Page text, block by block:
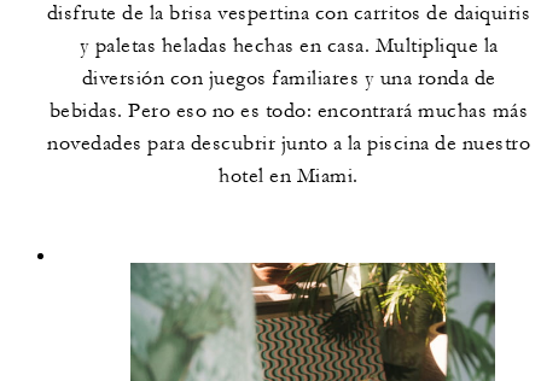
disfrute de la brisa vespertina con carritos de daiquiris
y paletas heladas hechas en casa. Multiplique la
diversión con juegos familiares y una ronda de
bebidas. Pero eso no es todo: encontrará muchas más
novedades para descubrir junto a la piscina de nuestro
hotel en Miami.